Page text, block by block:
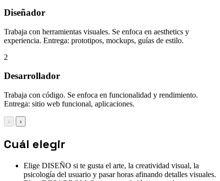
Diseñador
Trabaja con herramientas visuales. Se enfoca en aesthetics y
experiencia. Entrega: prototipos, mockups, guías de estilo.
2
Desarrollador
Trabaja con código. Se enfoca en funcionalidad y rendimiento.
Entrega: sitio web funcional, aplicaciones.
‹ ›
Cuál elegir
Elige DISEÑO si te gusta el arte, la creatividad visual, la
psicología del usuario y pasar horas afinando detalles visuales.